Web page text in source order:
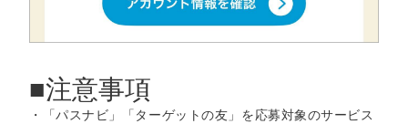
■注意事項
・「パスナビ」「ターゲットの友」を応募対象のサービス